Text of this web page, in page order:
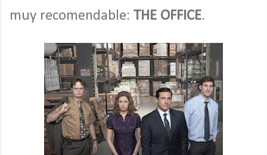
muy recomendable: THE OFFICE.